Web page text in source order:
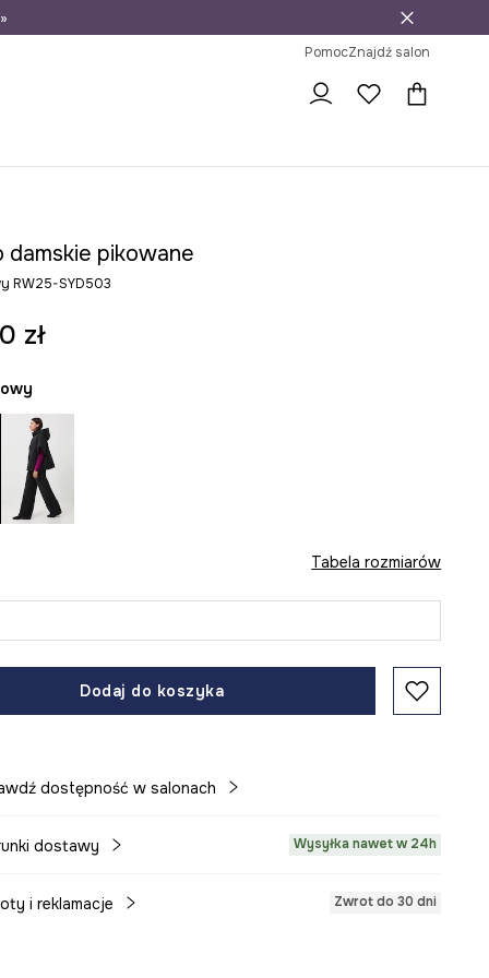
na zwrot
PomocZnajdź salon
damskie pikowane
RW25-SYD503
zł
Tabela rozmiarów
Dodaj do koszyka
dostępność w salonach
dostawy Wysyłka nawet w 24h
i reklamacje Zwrot do 30 dni